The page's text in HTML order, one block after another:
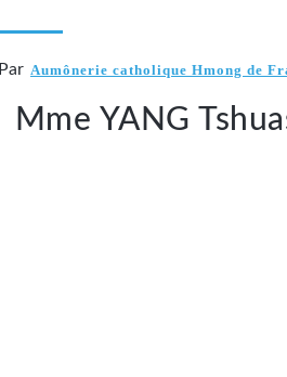
Par Aumônerie catholique Hmong de
Mme YANG